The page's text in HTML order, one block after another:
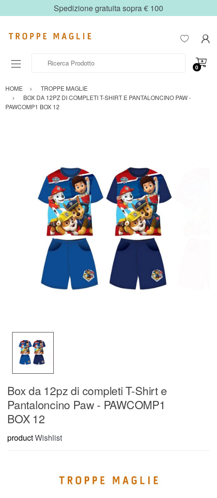
Spedizione gratuita sopra € 100
0
HOME
TROPPE MAGLIE
BOX DA 12PZ DI COMPLETI T-SHIRT E PANTALONCINO PAW -
PAWCOMP1 BOX 12
Box da 12pz di completi T-Shirt e
Pantaloncino Paw - PAWCOMP1
BOX 12
productWishlist